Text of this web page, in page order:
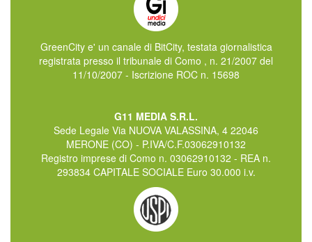
GreenCity e' un canale di BitCity, testata giornalistica
registrata presso il tribunale di Como , n. 21/2007 del
11/10/2007 - Iscrizione ROC n. 15698
G11 MEDIA S.R.L.
Sede Legale Via NUOVA VALASSINA, 4 22046
MERONE (CO) - P.IVA/C.F.03062910132
Registro imprese di Como n. 03062910132 - REA n.
293834 CAPITALE SOCIALE Euro 30.000 i.v.